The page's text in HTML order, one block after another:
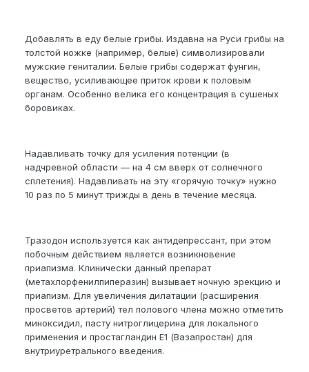
Добавлять в еду белые грибы. Издавна на Руси грибы на
толстой ножке (например, белые) символизировали
мужские гениталии. Белые грибы содержат фунгин,
вещество, усиливающее приток крови к половым
органам. Особенно велика его концентрация в сушеных
боровиках.
Надавливать точку для усиления потенции (в
надчревной области — на 4 см вверх от солнечного
сплетения). Надавливать на эту «горячую точку» нужно
10 раз по 5 минут трижды в день в течение месяца.
Тразодон используется как антидепрессант, при этом
побочным действием является возникновение
приапизма. Клинически данный препарат
(метахлорфенилпиперазин) вызывает ночную эрекцию и
приапизм. Для увеличения дилатации (расширения
просветов артерий) тел полового члена можно отметить
миноксидил, пасту нитроглицерина для локального
применения и простагландин Е1 (Вазапростан) для
внутриуретрального введения.